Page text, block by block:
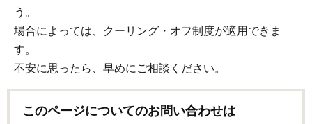
う。
場合によっては、クーリング・オフ制度が適用できま
す。
不安に思ったら、早めにご相談ください。
このページについてのお問い合わせは